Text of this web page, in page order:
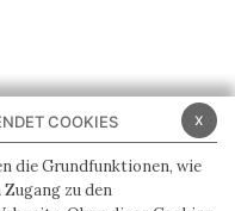
x
COOKIES
die Grundfunktionen, wie
zu den